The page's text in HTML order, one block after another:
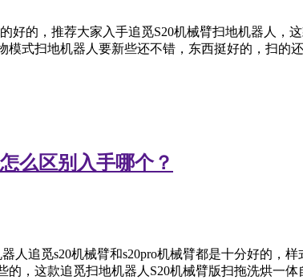
好的，推荐大家入手追觅S20机械臂扫地机器人，
式扫地机器人要新些还不错，东西挺好的，扫的还
么区别入手哪个？
人追觅s20机械臂和s20pro机械臂都是十分好的，样
，这款追觅扫地机器人S20机械臂版扫拖洗烘一体